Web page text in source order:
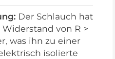
Der Schlauch hat
von R >
was ihn zu einer
isolierte